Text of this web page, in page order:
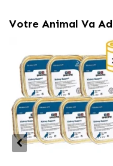
Votre Animal Va